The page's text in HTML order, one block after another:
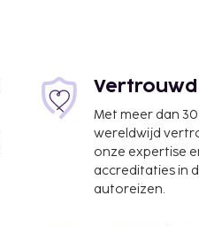
Met meer dan
wereldwijd
onze expertise
accreditaties in
autoreizen.